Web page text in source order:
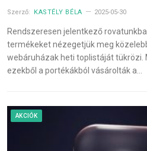
Szerző: KASTÉLY BÉLA 2025-05-30
Rendszeresen jelentkező
termékeket nézegetjük meg
webáruházak heti toplistáját tükrözi.
ezekből a portékákból vásárolták a…
AKCIÓK